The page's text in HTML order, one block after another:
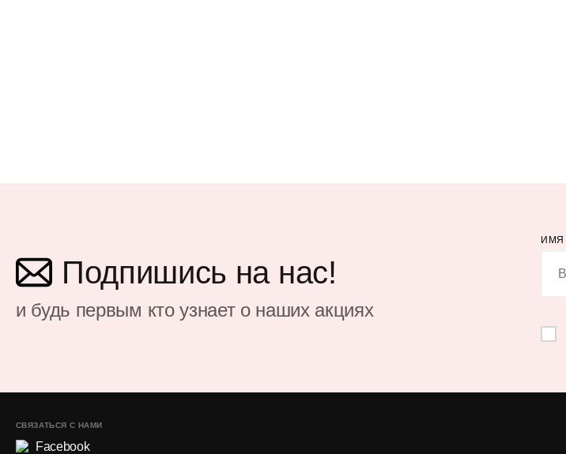
Подпишись на нас!
и будь первым кто узнает о наших акциях
ИМЯ
СВЯЗАТЬСЯ С НАМИ
Facebook